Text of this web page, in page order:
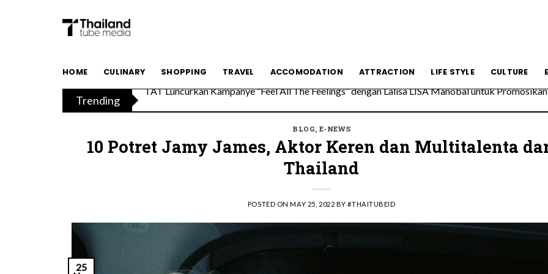
content
HOME CULINARY SHOPPING TRAVEL ACCOMODATION ATTRACTION LIFE STYLE CULTURE
Trending
BLOG, E-NEWS
10 Potret Jamy James, Aktor Keren dan Multitalenta
Thailand
POSTED ONMAY 25, 2022 BY#THAITUBEID
25